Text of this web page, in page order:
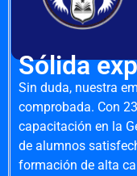
Sólida
Sin duda, nuestra
comprobada. Con
capacitación en la
de alumnos
formación de alta